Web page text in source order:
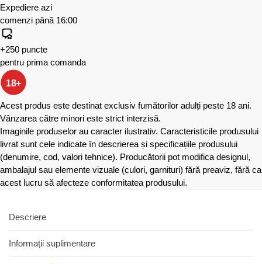
Expediere azi
comenzi până 16:00
+250 puncte
pentru prima comanda
18+
Acest produs este destinat exclusiv fumătorilor adulți peste 18 ani.
Vânzarea către minori este strict interzisă.
Imaginile produselor au caracter ilustrativ. Caracteristicile produsului
livrat sunt cele indicate în descrierea și specificațiile produsului
(denumire, cod, valori tehnice). Producătorii pot modifica designul,
ambalajul sau elemente vizuale (culori, garnituri) fără preaviz, fără ca
acest lucru să afecteze conformitatea produsului.
Descriere
Informații suplimentare